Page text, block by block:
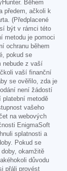
Během
předem, ačkoli k
(Předplacené
být v rámci této
metodu je pomoci
ochranu během
pokud se
nebude z vaší
vaší finanční
se ověřilo, zda je
není žádostí
platební metodě
vašeho
na webových
EnigmaSoft
splatnosti a
Pokud se
okamžitě
důvodu
přáli provést